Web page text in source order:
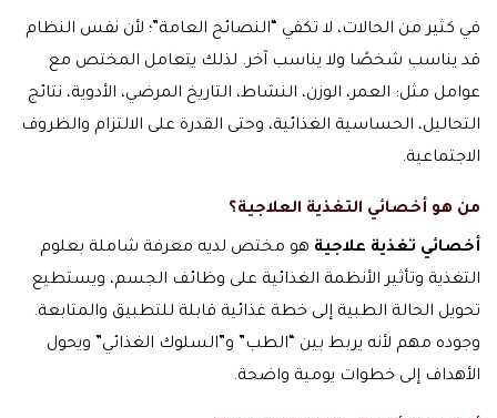
في كثير من الحالات، لا تكفي “النصائح العامة”؛ لأن نفس النظام
قد يناسب شخصًا ولا يناسب آخر. لذلك يتعامل المختص مع
عوامل مثل: العمر، الوزن، النشاط، التاريخ المرضي، الأدوية، نتائج
التحاليل، الحساسية الغذائية، وحتى القدرة على الالتزام والظروف
الاجتماعية.
من هو أخصائي التغذية العلاجية؟
أخصائي تغذية علاجية هو مختص لديه معرفة شاملة بعلوم
التغذية وتأثير الأنظمة الغذائية على وظائف الجسم، ويستطيع
تحويل الحالة الطبية إلى خطة غذائية قابلة للتطبيق والمتابعة.
وجوده مهم لأنه يربط بين “الطب” و”السلوك الغذائي” ويحول
الأهداف إلى خطوات يومية واضحة.